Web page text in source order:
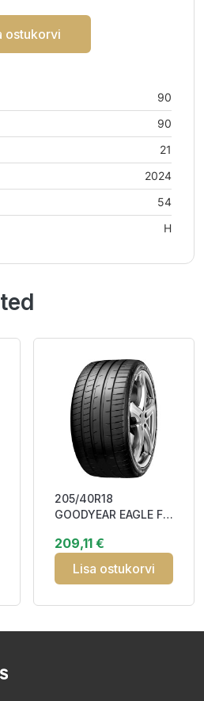
ostukorvi
90
90
21
2024
54
H
205/40R18
GOODYEAR EAGLE F1
FP DAB72
209,11 €
Lisa ostukorvi